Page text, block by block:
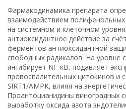
Фармакодинамика препарата
взаимодействием
на системном и клеточном
антиоксидантное действие за
ферментов антиоксидантной
свободных радикалов. На уровне
ингибирует NF-κB, подавляет
провоспалительных цитокинов и
SIRT1/AMPK, влияя на
Проантоцианидины виноградных
выработку оксида азота